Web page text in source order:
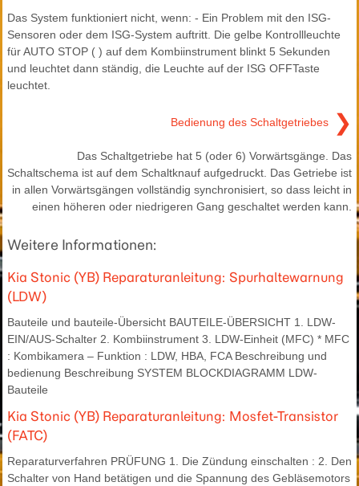
Das System funktioniert nicht, wenn: - Ein Problem mit den ISG-
Sensoren oder dem ISG-System auftritt. Die gelbe Kontrollleuchte
für AUTO STOP ( ) auf dem Kombiinstrument blinkt 5 Sekunden
und leuchtet dann ständig, die Leuchte auf der ISG OFFTaste
leuchtet.
Bedienung des Schaltgetriebes ❯
Das Schaltgetriebe hat 5 (oder 6) Vorwärtsgänge. Das
Schaltschema ist auf dem Schaltknauf aufgedruckt. Das Getriebe ist
in allen Vorwärtsgängen vollständig synchronisiert, so dass leicht in
einen höheren oder niedrigeren Gang geschaltet werden kann.
Weitere Informationen:
Kia Stonic (YB) Reparaturanleitung: Spurhaltewarnung
(LDW)
Bauteile und bauteile-Übersicht BAUTEILE-ÜBERSICHT 1. LDW-
EIN/AUS-Schalter 2. Kombiinstrument 3. LDW-Einheit (MFC) * MFC
: Kombikamera – Funktion : LDW, HBA, FCA Beschreibung und
bedienung Beschreibung SYSTEM BLOCKDIAGRAMM LDW-
Bauteile
Kia Stonic (YB) Reparaturanleitung: Mosfet-Transistor
(FATC)
Reparaturverfahren PRÜFUNG 1. Die Zündung einschalten : 2. Den
Schalter von Hand betätigen und die Spannung des Gebläsemotors